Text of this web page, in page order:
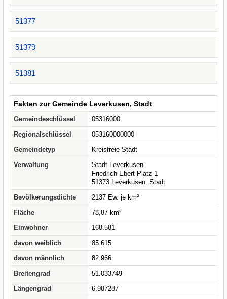
51377
51379
51381
Fakten zur Gemeinde Leverkusen, Stadt
Gemeindeschlüssel
05316000
Regionalschlüssel
053160000000
Gemeindetyp
Kreisfreie Stadt
Verwaltung
Stadt Leverkusen
Friedrich-Ebert-Platz 1
51373 Leverkusen, Stadt
Bevölkerungsdichte
2137 Ew. je km²
Fläche
78,87 km²
Einwohner
168.581
davon weiblich
85.615
davon männlich
82.966
Breitengrad
51.033749
Längengrad
6.987287